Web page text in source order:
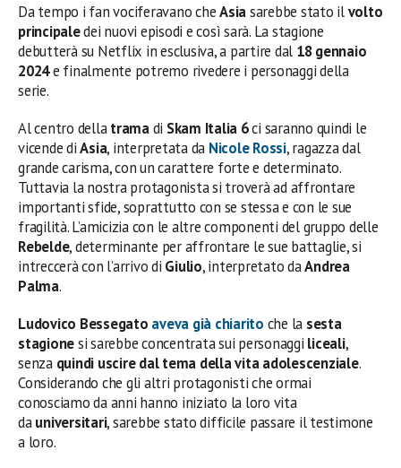
Da tempo i fan vociferavano cheAsiasarebbe stato ilvolto
principaledei nuovi episodi e così sarà. La stagione
debutterà su Netflix in esclusiva, a partire dal 18 gennaio
2024e finalmente potremo rivedere i personaggi della
serie.
Al centro dellatramadi Skam Italia 6ci saranno quindi le
vicende diAsia, interpretata da Nicole Rossi, ragazza dal
grande carisma, con un carattere forte e determinato.
Tuttavia la nostra protagonista si troverà ad affrontare
importanti sfide, soprattutto con se stessa e con le sue
fragilità. L’amicizia con le altre componenti del gruppo delle
Rebelde, determinante per affrontare le sue battaglie, si
intreccerà con l’arrivo di Giulio, interpretato daAndrea
Palma.
Ludovico Bessegato aveva già chiarito che la sesta
stagionesi sarebbe concentrata sui personaggi liceali,
senzaquindi uscire dal tema della vita adolescenziale.
Considerando che gli altri protagonisti che ormai
conosciamo da anni hanno iniziato la loro vita
dauniversitari, sarebbe stato difficile passare il testimone
a loro.